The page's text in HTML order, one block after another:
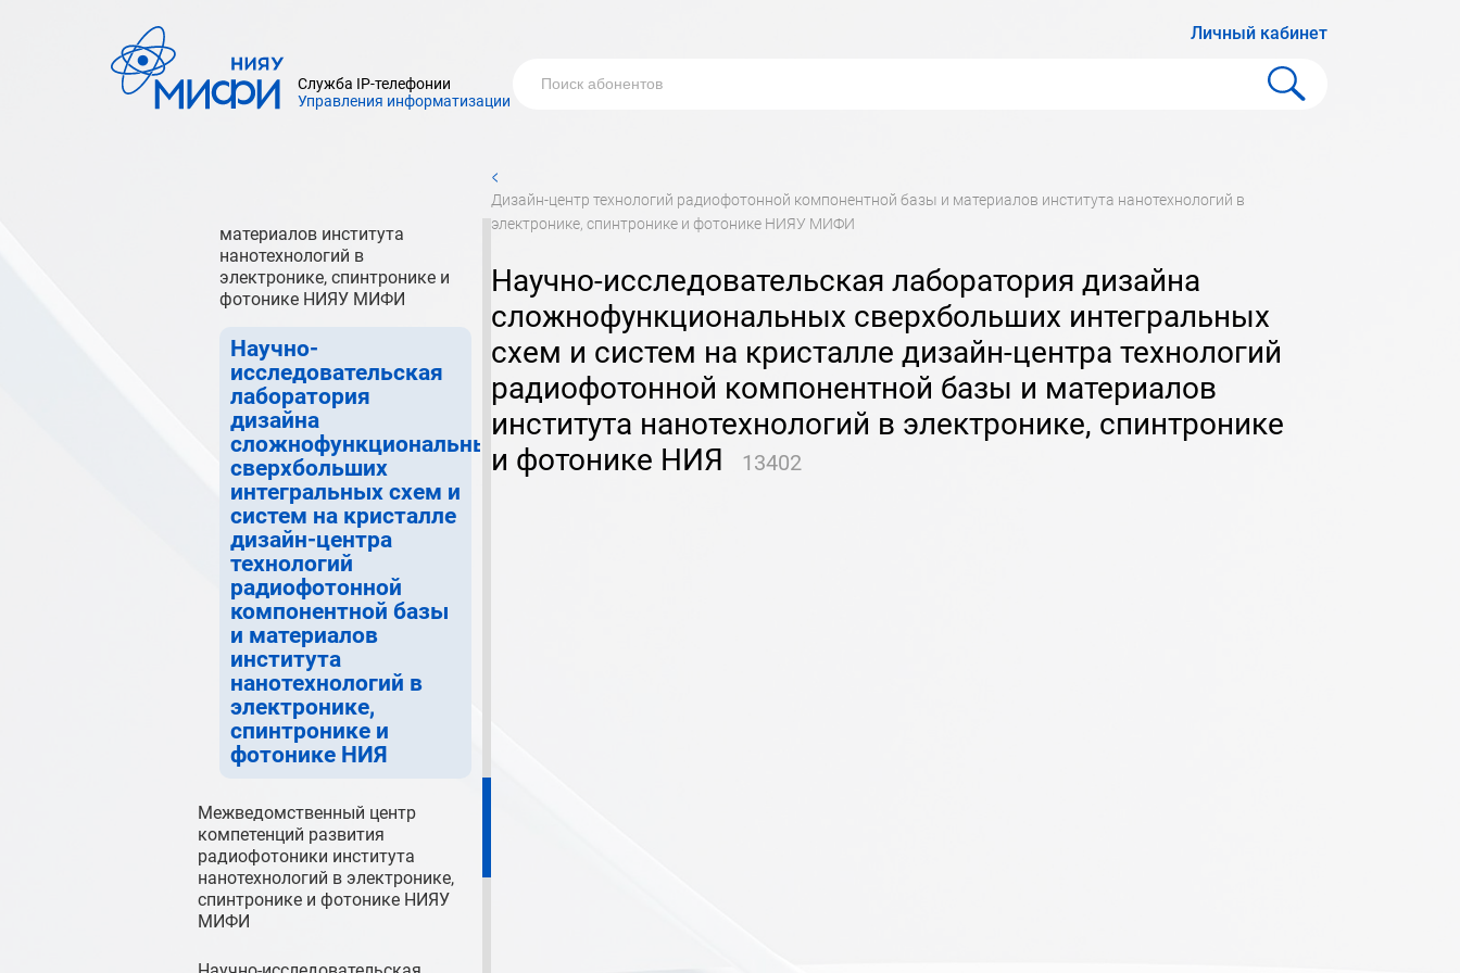
Служба IP-телефонии
Управления информатизации
Личный кабинет
нанотехнологий в
электронике, спинтронике и
фотонике НИЯУ МИФИ
материалов института
нанотехнологий в
электронике, спинтронике и
фотонике НИЯУ МИФИ
Научно-
исследовательская
лаборатория
дизайна
сложнофункциональных
сверхбольших
интегральных схем и
систем на кристалле
дизайн-центра
технологий
радиофотонной
компонентной базы
и материалов
института
нанотехнологий в
электронике,
спинтронике и
фотонике НИЯ
Межведомственный центр
компетенций развития
радиофотоники института
нанотехнологий в электронике,
спинтронике и фотонике НИЯУ
МИФИ
<
дизайн-центр технологий радиофотонной компонентной базы и материалов института нанотехнологий в
электронике, спинтронике и фотонике НИЯУ МИФИ
научно-исследовательская лаборатория дизайна
сложнофункциональных сверхбольших интегральных
схем и систем на кристалле дизайн-центра технологий
радиофотонной компонентной базы и материалов
института нанотехнологий в электронике, спинтронике
и фотонике НИЯ
13402